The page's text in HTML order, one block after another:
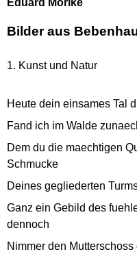
Eduard Mörike
Bilder aus
1. Kunst und Natur
Heute dein einsames Tal
Fand ich im Walde
Dem du die maechtigen
Schmucke
Deines gegliederten
Ganz ein Gebild des
dennoch
Nimmer den